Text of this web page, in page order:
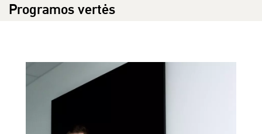
Programos vertės